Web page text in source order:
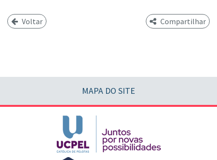
Voltar Compartilhar
MAPA DO SITE